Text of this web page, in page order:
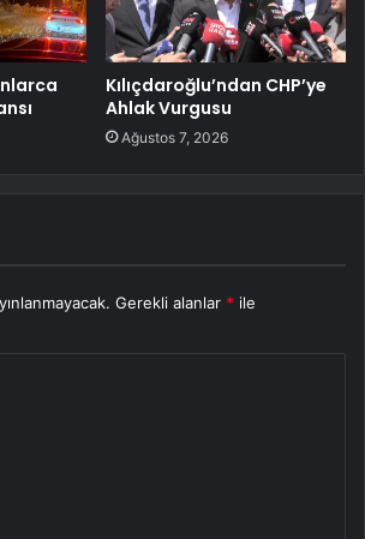
Kılıçdaroğlu’ndan CHP’ye
Ahlak Vurgusu
Ağustos 7, 2026
Gerekli alanlar * ile